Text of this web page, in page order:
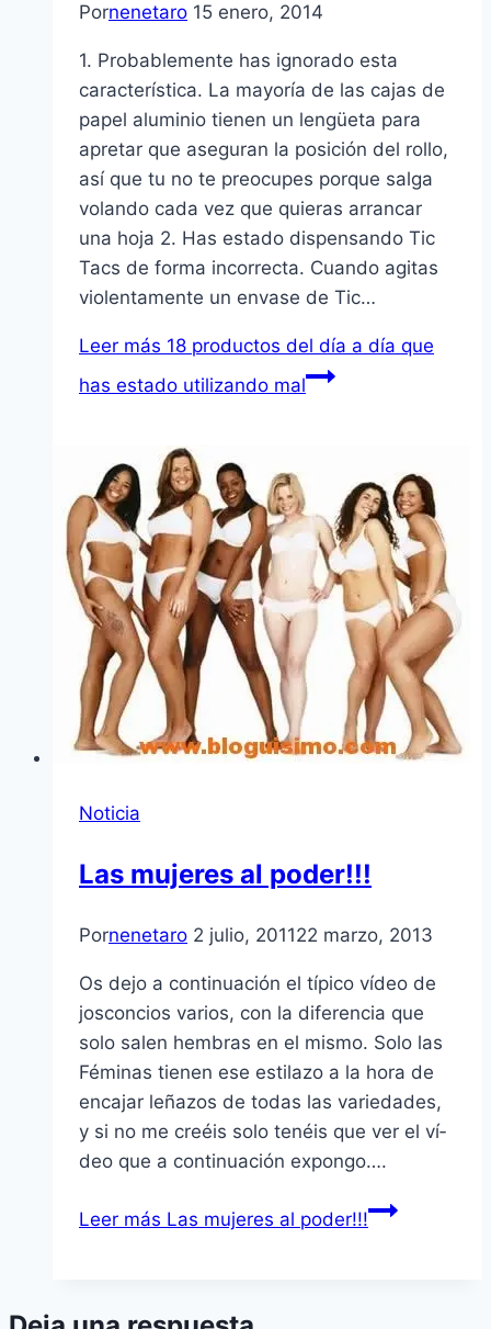
Pornenetaro 15 enero, 2014
1. Probablemente has ignorado esta
característica. La mayoría de las cajas de
papel aluminio tienen un lengüeta para
apretar que aseguran la posición del rollo,
así que tu no te preocupes porque salga
volando cada vez que quieras arrancar
una hoja 2. Has estado dispensando Tic
Tacs de forma incorrecta. Cuando agitas
violentamente un envase de Tic…
Leer más 18 productos del día a día que
has estado utilizando mal
Noticia
Las mujeres al poder!!!
Pornenetaro 2 julio, 201122 marzo, 2013
Os dejo a continuación el tí­pico ví­deo de
josconcios varios, con la diferencia que
solo salen hembras en el mismo. Solo las
Féminas tienen ese estilazo a la hora de
encajar leñazos de todas las variedades,
y si no me creéis solo tenéis que ver el ví­
deo que a continuación expongo….
Leer más Las mujeres al poder!!!